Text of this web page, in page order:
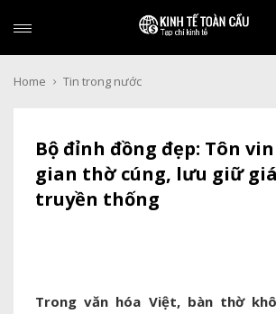
Home Tin trong nước
Bộ đỉnh đồng đẹp: Tôn
gian thờ cúng, lưu giữ
truyền thống
Trong văn hóa Việt, bàn thờ